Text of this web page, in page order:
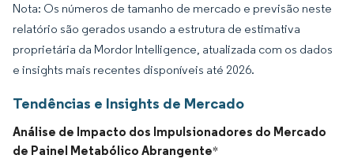
Nota: Os números de tamanho de mercado e previsão neste
relatório são gerados usando a estrutura de estimativa
proprietária da Mordor Intelligence, atualizada com os dados
e insights mais recentes disponíveis até 2026.
Tendências e Insights de Mercado
Análise de Impacto dos Impulsionadores do Mercado
de Painel Metabólico Abrangente*